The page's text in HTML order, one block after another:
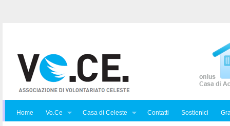
Home Vo.Ce Casa di Celeste Contatti Sostienici